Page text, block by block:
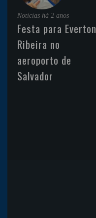
Noticias há 2 anos
Festa para Everton
Ribeira no
aeroporto de
Salvador